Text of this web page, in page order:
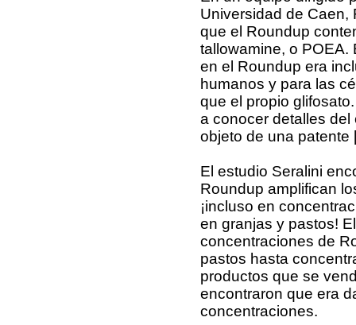
Universidad de Caen,
que el Roundup
tallowamine, o POEA.
en el Roundup era
humanos y para las
que el propio
a conocer detalles
objeto de una patente
El estudio Seralini
Roundup amplifican
¡incluso en
en granjas y pastos!
concentraciones de
pastos hasta
productos que se
encontraron que era
concentraciones.